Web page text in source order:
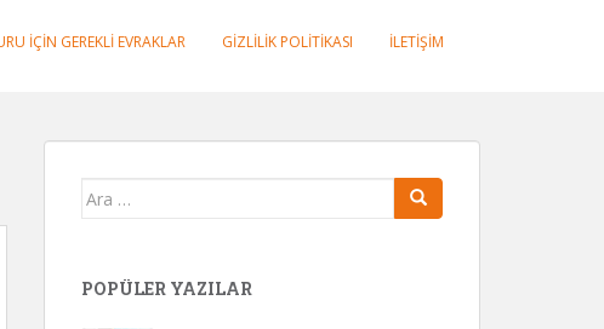
IÇIN GEREKLI EVRAKLAR GIZLILIK POLITIKASI İLETIŞIM
Arama
POPÜLER YAZILAR